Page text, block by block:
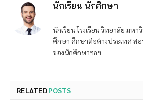
นักเรียน นักศึกษา
นักเรียน โรงเรียน วิทยาลัย มห
ศึกษา ศึกษาต่อต่างประเทศ สอ
ของนักศึกษาฯลฯ
RELATED POSTS